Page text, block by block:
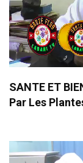
SANTE ET
Par Les